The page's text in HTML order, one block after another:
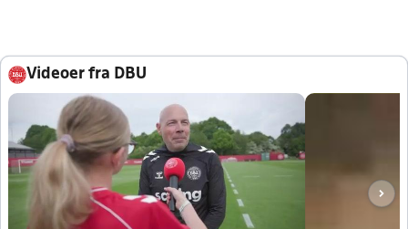
Videoer fra DBU